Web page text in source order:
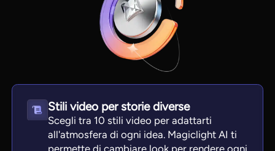
View all tools
Stili video per storie diverse
Scegli tra 10 stili video per adattarti
all'atmosfera di ogni idea. Magiclight AI ti
permette di cambiare look per rendere ogni